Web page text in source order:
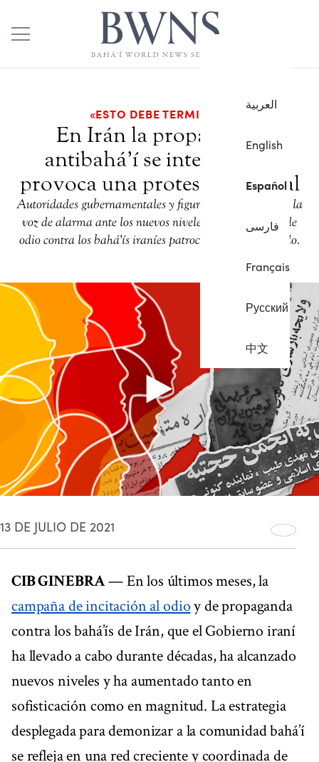
العربية
English
Español
فارسی
Français
Русский
中文
«ESTO DEBE TERMINAR»
En Irán la propaganda
antibahá’í se intensifica y
provoca una protesta mundial
Autoridades gubernamentales y figuras destacadas dan la
voz de alarma ante los nuevos niveles de la campaña de
odio contra los bahá'ís iraníes patrocinada por el Estado.
13 DE JULIO DE 2021
CIB GINEBRA— En los últimos meses, la
campaña de incitación al odioy de propaganda
contra los bahá’ís de Irán, que el Gobierno iraní
ha llevado a cabo durante décadas, ha alcanzado
nuevos niveles y ha aumentado tanto en
sofisticación como en magnitud. La estrategia
desplegada para demonizar a la comunidad bahá’í
se refleja en una red creciente y coordinada de